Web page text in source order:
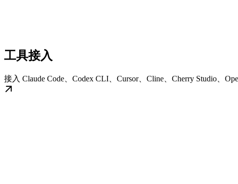
工具接入
接入 Claude Code、Codex CLI、Cursor、Cline、Cherry Studio、